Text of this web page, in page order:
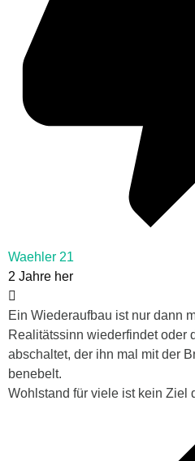
Waehler 21
2 Jahre her
Ein Wiederaufbau ist nur dann
Realitätssinn wiederfindet oder
abschaltet, der ihn mal mit der
benebelt.
Wohlstand für viele ist kein Ziel